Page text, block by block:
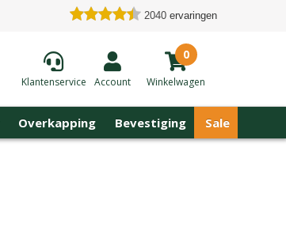
2040 ervaringen
Klantenservice Account
0
Winkelwagen
Overkapping Bevestiging Sale